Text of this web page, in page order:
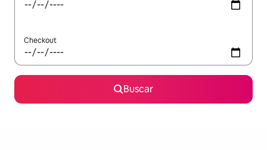
Checkout
Buscar